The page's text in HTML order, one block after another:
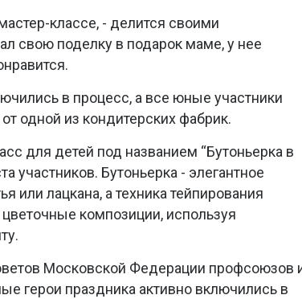
классе, - делится своими
свою поделку в подарок маме, у нее
в процесс, а все юные участники
одной из кондитерских фабрик.
для детей под названием “Бутоньерка в
участников. Бутоньерка - элегантное
или лацкана, а техника тейпирования
композиции, используя
Московской Федерации профсоюзов
герои праздника активно включились в